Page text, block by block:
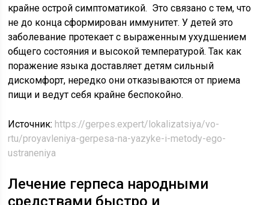
крайне острой симптоматикой. Это связано с тем, что
не до конца сформирован иммунитет. У детей это
заболевание протекает с выраженным ухудшением
общего состояния и высокой температурой. Так как
поражение языка доставляет детям сильный
дискомфорт, нередко они отказываются от приема
пищи и ведут себя крайне беспокойно.
Источник: https://gerpes.expert/lokalizatsiya/vo-
rtu/proyavleniya-gerpesa-na-yazyke-i-metody-ego-
ustraneniya
Лечение герпеса народными
средствами быстро и